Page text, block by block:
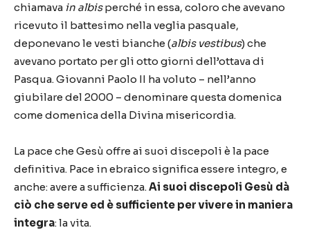
chiamava in albisperché in essa, coloro che avevano
ricevuto il battesimo nella veglia pasquale,
deponevano le vesti bianche (albis vestibus) che
avevano portato per gli otto giorni dell’ottava di
Pasqua. Giovanni Paolo II ha voluto – nell’anno
giubilare del 2000 – denominare questa domenica
come domenica della Divina misericordia.
La pace che Gesù offre ai suoi discepoli è la pace
definitiva. Pace in ebraico significa essere integro, e
anche: avere a sufficienza.Ai suoi discepoli Gesù dà
ciò che serve ed è sufficiente per vivere in maniera
integra: la vita.